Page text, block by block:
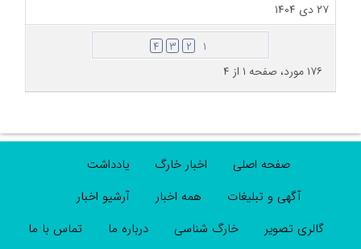
۲۷ دی ۱۴۰۴
۱ ۲ ۳
۴
۱۷۶ مورد، صفحه ۱ از ۴
صفحه اصلی اخبار خارگ
یادداشت
آگهی و تبلیغات
همه اخبار
آرشیو اخبار
گالری تصویر
خارگ شناسی درباره ما تماس با ما